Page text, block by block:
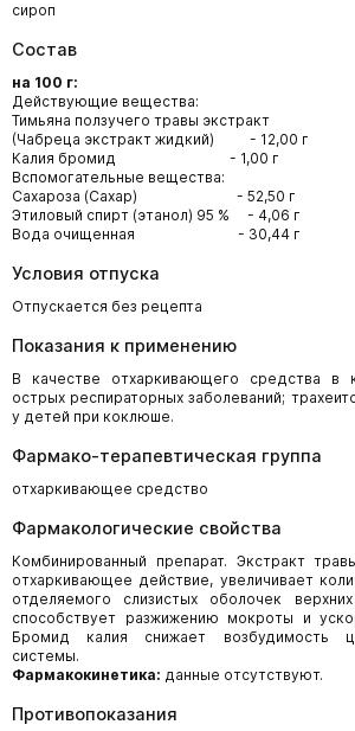
сироп
Состав
на 100 г:
Действующие вещества:
Тимьяна ползучего травы экстракт
(Чабреца экстракт жидкий) - 12,00 г
Калия бромид - 1,00 г
Вспомогательные вещества:
Сахароза (Сахар) - 52,50 г
Этиловый спирт (этанол) 95 % - 4,06 г
Вода очищенная - 30,44 г
Условия отпуска
Отпускается без рецепта
Показания к применению
В качестве отхаркивающего средства в
острых респираторных заболеваний;
у детей при коклюше.
Фармако-терапевтическая группа
отхаркивающее средство
Фармакологические свойства
Комбинированный препарат. Экстракт
отхаркивающее действие, увеличивает
отделяемого слизистых оболочек
способствует разжижению мокроты и
Бромид калия снижает возбудимость
системы.
Фармакокинетика: данные отсутствуют.
Противопоказания